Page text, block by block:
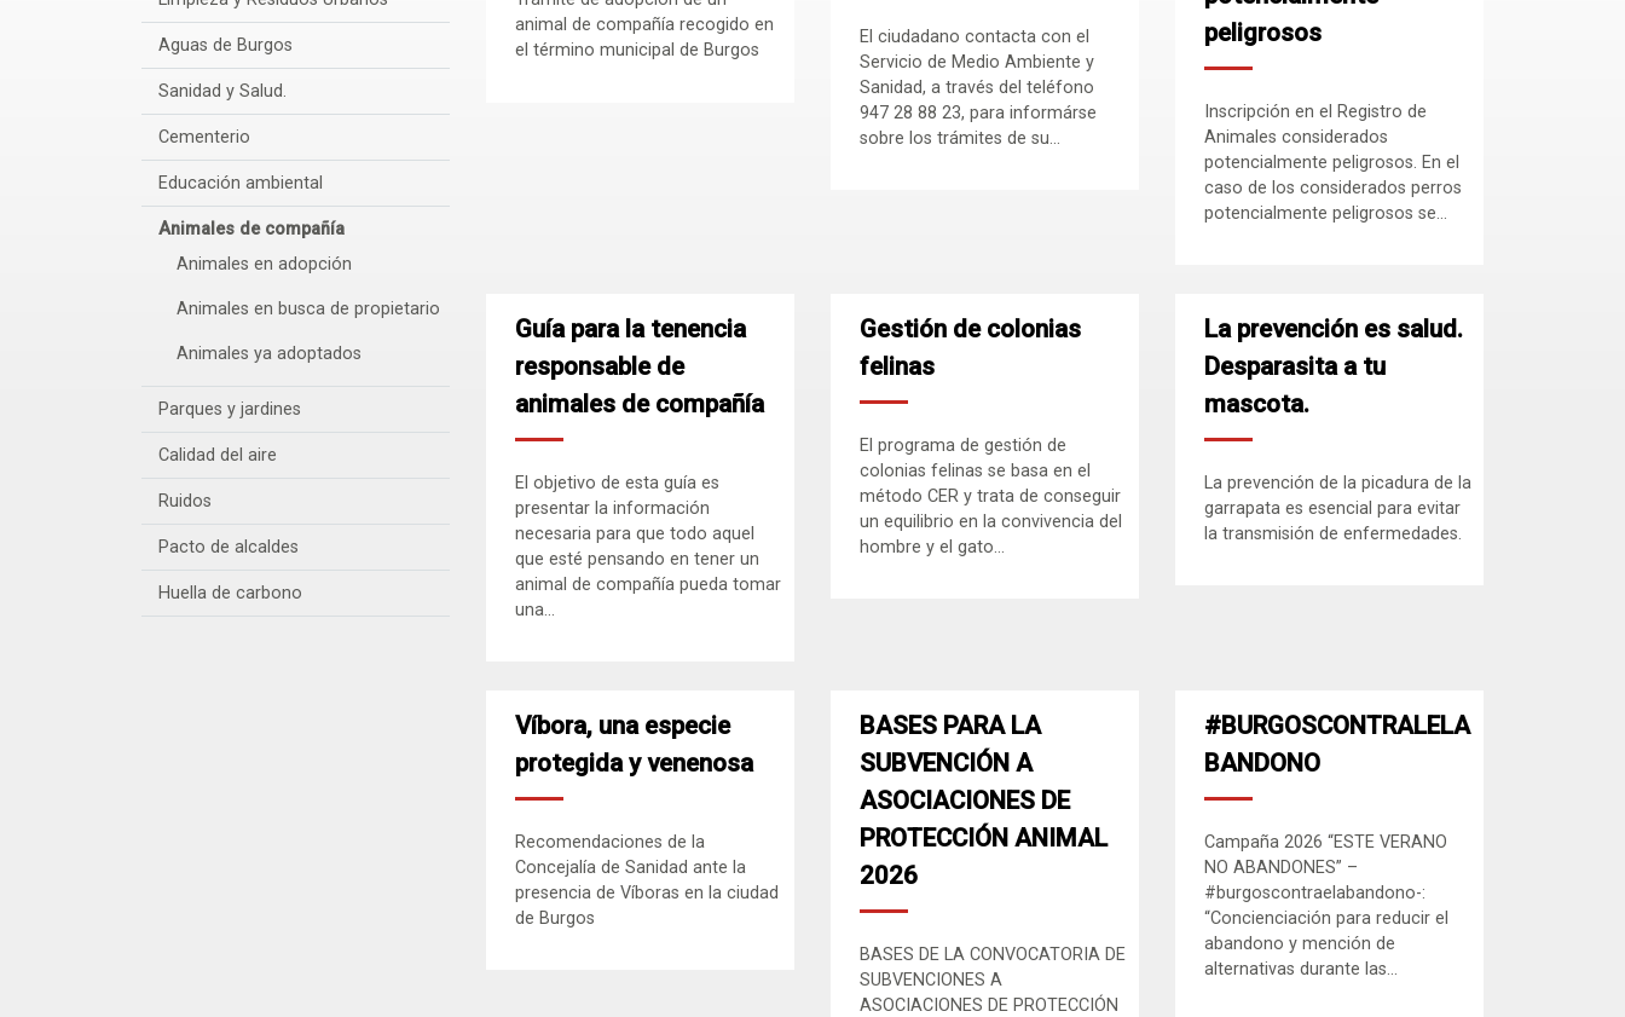
Aguas de Burgos
Sanidad y Salud.
Cementerio
Educación ambiental
Animales de compañía
Animales en adopción
Animales en busca de propietario
Animales ya adoptados
Parques y jardines
Calidad del aire
Ruidos
Pacto de alcaldes
Huella de carbono
animal de compañía recogido en
el término municipal de Burgos
El ciudadano contacta con el
Servicio de Medio Ambiente y
Sanidad, a través del teléfono
947 28 88 23, para informárse
sobre los trámites de su...
peligrosos
Inscripción en el Registro de
Animales considerados
potencialmente peligrosos. En el
caso de los considerados perros
potencialmente peligrosos se...
Guía para la tenencia
responsable de
animales de compañía
El objetivo de esta guía es
presentar la información
necesaria para que todo aquel
que esté pensando en tener un
animal de compañía pueda tomar
una...
Gestión de colonias
felinas
El programa de gestión de
colonias felinas se basa en el
método CER y trata de conseguir
un equilibrio en la convivencia del
hombre y el gato...
La prevención es salud.
Desparasita a tu
mascota.
La prevención de la picadura de la
garrapata es esencial para evitar
la transmisión de enfermedades.
Víbora, una especie
protegida y venenosa
Recomendaciones de la
Concejalía de Sanidad ante la
presencia de Víboras en la ciudad
de Burgos
BASES PARA LA
SUBVENCIÓN A
ASOCIACIONES DE
PROTECCIÓN ANIMAL
2026
BASES DE LA CONVOCATORIA DE
SUBVENCIONES A
ASOCIACIONES DE PROTECCIÓN
#BURGOSCONTRALELA
BANDONO
Campaña 2026 “ESTE VERANO
NO ABANDONES” –
#burgoscontraelabandono-:
“Concienciación para reducir el
abandono y mención de
alternativas durante las...